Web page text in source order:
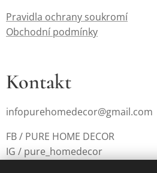
Pravidla ochrany soukromí
Obchodní podmínky
Kontakt
infopurehomedecor@gmail.com
FB / PURE HOME DECOR
IG / pure_homedecor